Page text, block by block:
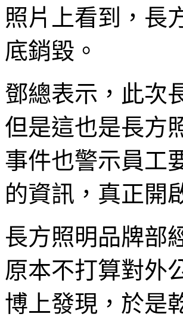
照片上看到，長
底銷毀。
鄧總表示，此次
但是這也是長方
事件也警示員工
的資訊，真正開
長方照明品牌部
原本不打算對外
博上發現，於是